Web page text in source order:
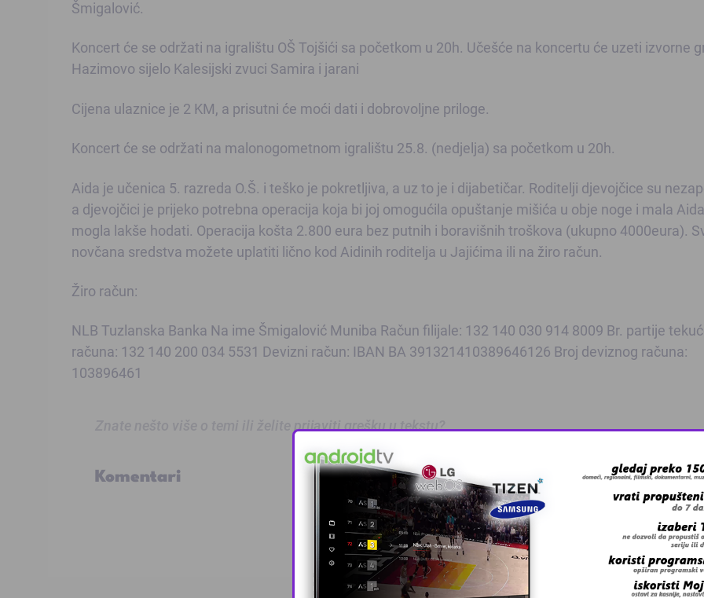
Šmigalović.
Koncert će se održati na igralištu OŠ Tojšići sa početkom u 20h. Učešće na koncertu će uzeti izvorne
Hazimovo sijelo Kalesijski zvuci Samira i jarani
Cijena ulaznice je 2 KM, a prisutni će moći dati i dobrovoljne priloge.
Koncert će se održati na malonogometnom igralištu 25.8. (nedjelja) sa početkom u 20h.
Aida je učenica 5. razreda O.Š. i teško je pokretljiva, a uz to je i dijabetičar. Roditelji djevojčice su
a djevojčici je prijeko potrebna operacija koja bi joj omogućila opuštanje mišića u obje noge i mala
mogla lakše hodati. Operacija košta 2.800 eura bez putnih i boravišnih troškova (ukupno 4000eura).
novčana sredstva možete uplatiti lično kod Aidinih roditelja u Jajićima ili na žiro račun.
Žiro račun:
NLB Tuzlanska Banka Na ime Šmigalović Muniba Račun filijale: 132 140 030 914 8009 Br. partije
računa: 132 140 200 034 5531 Devizni račun: IBAN BA 391321410389646126 Broj deviznog računa:
103896461
Znate nešto više o temi ili želite prijaviti grešku u tekstu?
Komentari